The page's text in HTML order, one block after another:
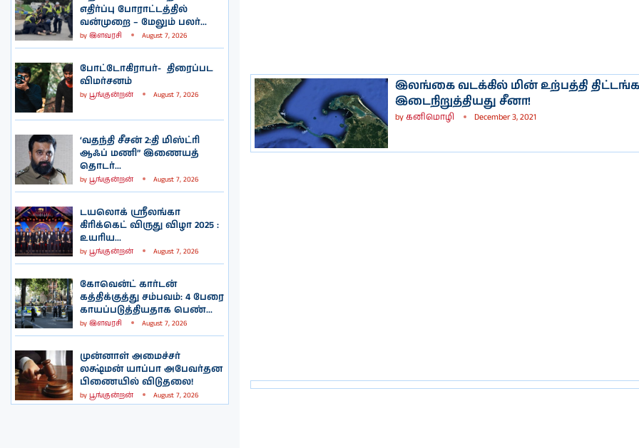
எதிர்ப்பு போராட்டத்தில்
வன்முறை – மேலும் பலர்...
by இளவரசி August 7, 2026
போட்டோகிராபர்- ‌ திரைப்பட
விமர்சனம்
by பூங்குன்றன் August 7, 2026
‘வதந்தி சீசன் 2:தி மிஸ்ட்ரி
ஆஃப் மணி” இணையத்
தொடர்...
by பூங்குன்றன் August 7, 2026
டயலொக் ஸ்ரீலங்கா
கிரிக்கெட் விருது விழா 2025 :
உயரிய...
by பூங்குன்றன் August 7, 2026
கோவென்ட் கார்டன்
கத்திக்குத்து சம்பவம்: 4 பேரை
காயப்படுத்தியதாக பெண்...
by இளவரசி August 7, 2026
முன்னாள் அமைச்சர்
லக்ஷ்மன் யாப்பா அபேவர்தன
பிணையில் விடுதலை!
by பூங்குன்றன் August 7, 2026
இலங்கை வடக்கில் மின் உற்பத்தி
இடைநிறுத்தியது சீனா!
byகனிமொழி December 3, 2021